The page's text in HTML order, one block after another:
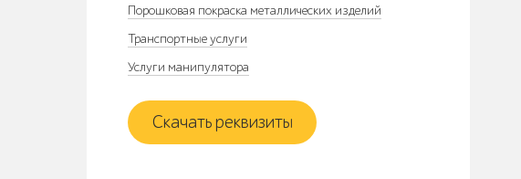
Порошковая покраска металлических изделий
Транспортные услуги
Услуги манипулятора
Скачать реквизиты